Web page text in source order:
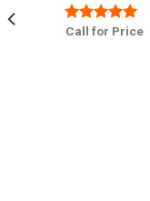
Được xếp
Call for Price